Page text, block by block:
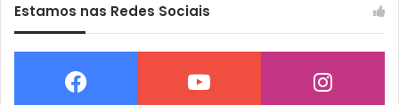
Estamos nas Redes Sociais